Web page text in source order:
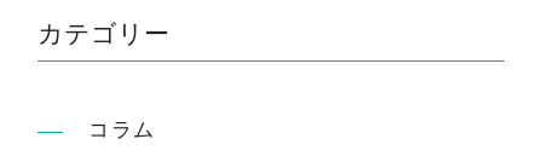
カテゴリー
コラム